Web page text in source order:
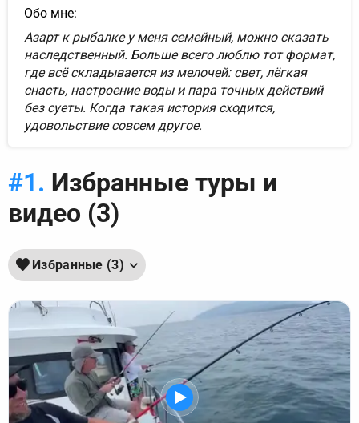
Обо мне:
Азарт к рыбалке у меня семейный, можно сказать
наследственный. Больше всего люблю тот формат,
где всё складывается из мелочей: свет, лёгкая
снасть, настроение воды и пара точных действий
без суеты. Когда такая история сходится,
удовольствие совсем другое.
Избранные туры и
видео (3)
Избранные (3)